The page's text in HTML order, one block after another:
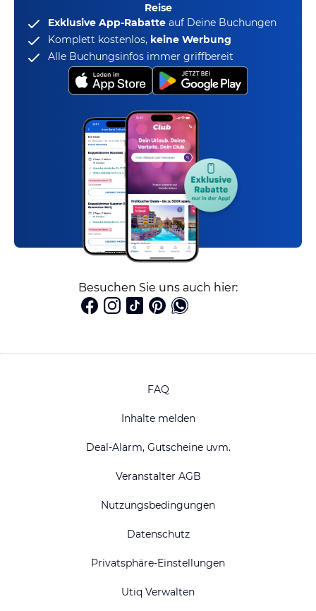
Reise
Exklusive App-Rabatte auf Deine Buchungen
Komplett kostenlos, keine Werbung
Alle Buchungsinfos immer griffbereit
Besuchen Sie uns auch hier:
FAQ
Inhalte melden
Deal-Alarm, Gutscheine uvm.
Veranstalter AGB
Nutzungsbedingungen
Datenschutz
Privatsphäre-Einstellungen
Utiq Verwalten